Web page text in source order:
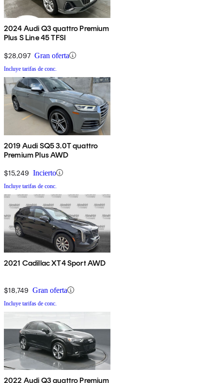
2024 Audi Q3 quattro Premium
Plus S Line 45 TFSI
$28,097 Gran oferta
Incluye tarifas de conc.
2019 Audi SQ5 3.0T quattro
Premium Plus AWD
$15,249 Incierto
Incluye tarifas de conc.
2021 Cadillac XT4 Sport AWD
$18,749 Gran oferta
Incluye tarifas de conc.
2022 Audi Q3 quattro Premium